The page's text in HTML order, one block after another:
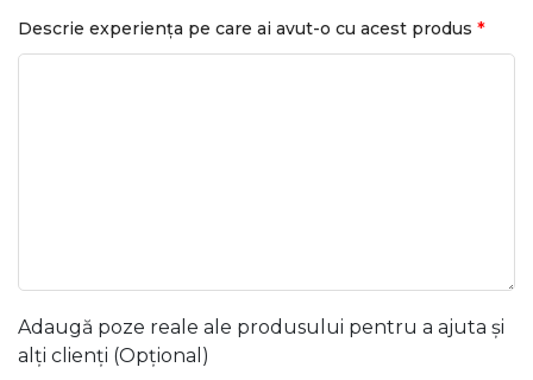
Descrie experiența pe care ai avut-o cu acest produs *
Adaugă poze reale ale produsului pentru a ajuta și
alți clienți (Opțional)